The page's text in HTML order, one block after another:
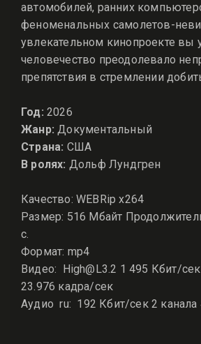
автомобилей, ранних
феноменальных самолетов-
увлекательном кинопроекте вы
человечество преодолевало
препятствия в стремлении
Год: 2026
Жанр: Документальный
Страна: США
В ролях: Дольф Лундгрен
Качество: WEBRip x264
Размер: 516 Мбайт
с.
Формат: mp4
Видео: High@L3.2 1 495 Кбит/
23.976 кадра/сек
Аудио ru: 192 Кбит/сек 2 канала